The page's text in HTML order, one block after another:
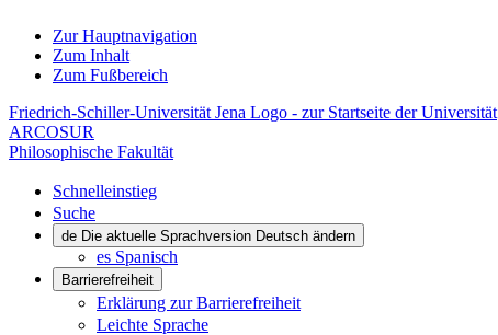
Zur Hauptnavigation
Zum Inhalt
Zum Fußbereich
Friedrich-Schiller-Universität Jena Logo - zur Startseite der Universität
ARCOSUR
Philosophische Fakultät
Schnelleinstieg
Suche
de Die aktuelle Sprachversion Deutsch ändern
es Spanisch
Barrierefreiheit
Erklärung zur Barrierefreiheit
Leichte Sprache